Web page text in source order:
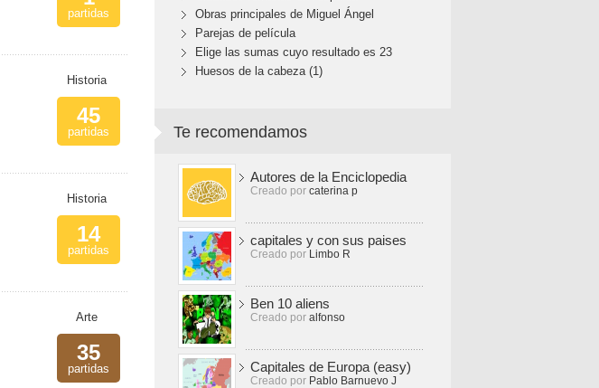
partidas
Historia
45
partidas
Historia
14
partidas
Arte
35
partidas
Obras principales de Miguel Ángel
Parejas de película
Elige las sumas cuyo resultado es 23
Huesos de la cabeza (1)
Te recomendamos
Autores de la Enciclopedia
Creado por caterina p
capitales y con sus paises
Creado por Limbo R
Ben 10 aliens
Creado por alfonso
Capitales de Europa (easy)
Creado por Pablo Barnuevo J